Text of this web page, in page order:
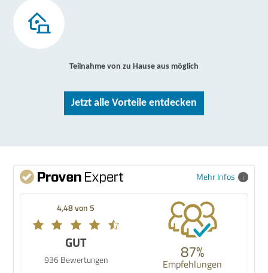
Teilnahme von zu Hause aus möglich
Jetzt alle Vorteile entdecken
Mehr Infos
4,48 von 5
GUT
936 Bewertungen 87%
Empfehlungen